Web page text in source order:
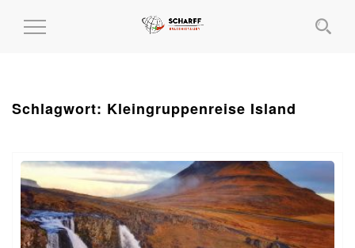
MENÜ
Schlagwort: Kleingruppenreise Island